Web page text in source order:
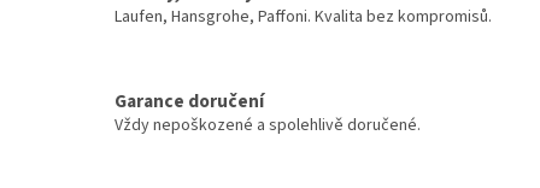
Laufen, Hansgrohe, Paffoni. Kvalita bez kompromisů.
Garance doručení
Vždy nepoškozené a spolehlivě doručené.